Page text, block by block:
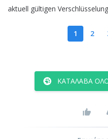
aktuell gültigen Verschlüsselung
1 2
ΚΑΤΆΛΑΒΑ